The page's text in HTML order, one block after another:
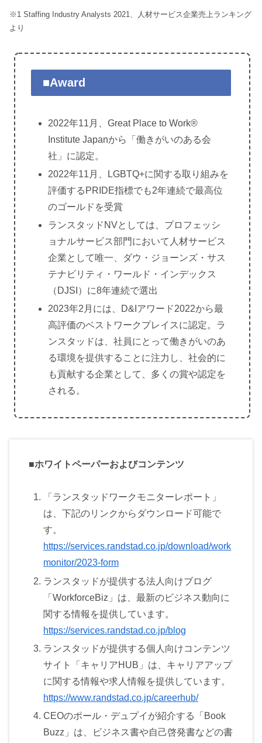
※1 Staffing Industry Analysts 2021、人材サービス企業売上ランキング
より
■Award
2022年11月、Great Place to Work®
Institute Japanから「働きがいのある会
社」に認定。
2022年11月、LGBTQ+に関する取り組みを
評価するPRIDE指標でも2年連続で最高位
のゴールドを受賞
ランスタッドNVとしては、プロフェッシ
ョナルサービス部門において人材サービス
企業として唯一、ダウ・ジョーンズ・サス
テナビリティ・ワールド・インデックス
（DJSI）に8年連続で選出
2023年2月には、D&Iアワード2022から最
高評価のベストワークプレイスに認定。ラ
ンスタッドは、社員にとって働きがいのあ
る環境を提供することに注力し、社会的に
も貢献する企業として、多くの賞や認定を
される。
■ホワイトペーパーおよびコンテンツ
「ランスタッドワークモニターレポート」
は、下記のリンクからダウンロード可能で
す。
https://services.randstad.co.jp/download/work
monitor/2023-form
ランスタッドが提供する法人向けブログ
「WorkforceBiz」は、最新のビジネス動向に
関する情報を提供しています。
https://services.randstad.co.jp/blog
ランスタッドが提供する個人向けコンテンツ
サイト「キャリアHUB」は、キャリアアップ
に関する情報や求人情報を提供しています。
https://www.randstad.co.jp/careerhub/
CEOのポール・デュプイが紹介する「Book
Buzz」は、ビジネス書や自己啓発書などの書